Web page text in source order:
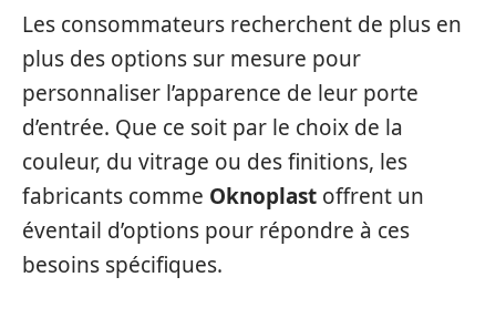
Les consommateurs recherchent de plus en
plus des options sur mesure pour
personnaliser l’apparence de leur porte
d’entrée. Que ce soit par le choix de la
couleur, du vitrage ou des finitions, les
fabricants comme Oknoplast offrent un
éventail d’options pour répondre à ces
besoins spécifiques.